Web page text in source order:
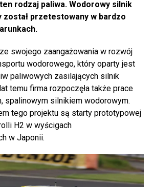
rodzaj paliwa. Wodorowy silnik
został przetestowany w bardzo
swojego zaangażowania w rozwój
wodorowego, który oparty jest
paliwowych zasilających silnik
temu firma rozpoczęła także prace
spalinowym silnikiem wodorowym.
tego projektu są starty prototypowej
H2 w wyścigach
w Japonii.